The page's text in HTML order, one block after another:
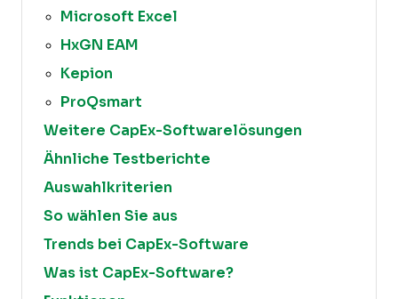
Microsoft Excel
HxGN EAM
Kepion
ProQsmart
Weitere CapEx-Softwarelösungen
Ähnliche Testberichte
Auswahlkriterien
So wählen Sie aus
Trends bei CapEx-Software
Was ist CapEx-Software?